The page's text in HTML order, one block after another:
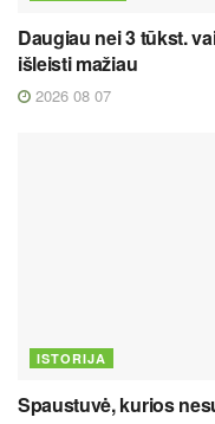
Daugiau nei 3 tūkst.
išleisti mažiau
2026 08 07
ISTORIJA
Spaustuvė, kurios